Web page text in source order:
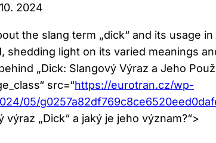
2024
the slang term‍ „dick“ and its usage
shedding light⁤ on its varied meanings
„Dick: Slangový ​Výraz a Jeho
‍src=“https://eurotran.cz/wp-
05/
výraz „Dick“ a jaký je ‍jeho význam?“>